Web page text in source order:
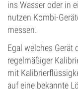
ins Wasser oder in
nutzen Kombi-
messen.
Egal welches
regelmäßiger
mit
auf eine bekannte